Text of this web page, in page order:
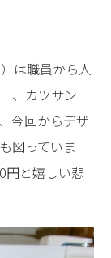
は職員から人
、カツサン
今回からデザ
図っていま
と嬉しい悲